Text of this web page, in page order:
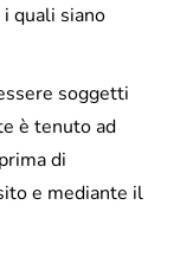
quali siano
soggetti
è tenuto ad
di
e mediante il